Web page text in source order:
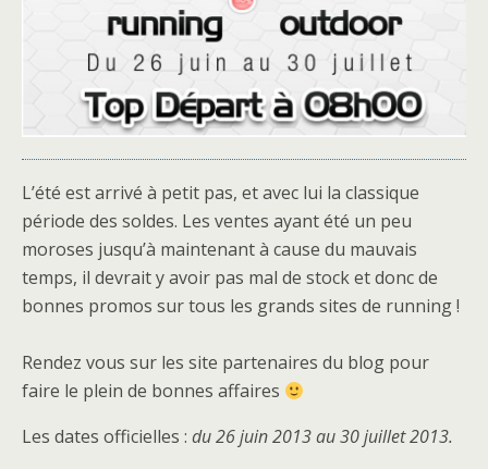
L’été est arrivé à petit pas, et avec lui la classique
période des soldes. Les ventes ayant été un peu
moroses jusqu’à maintenant à cause du mauvais
temps, il devrait y avoir pas mal de stock et donc de
bonnes promos sur tous les grands sites de running !
Rendez vous sur les site partenaires du blog pour
faire le plein de bonnes affaires
Les dates officielles : du 26 juin 2013 au 30 juillet 2013.